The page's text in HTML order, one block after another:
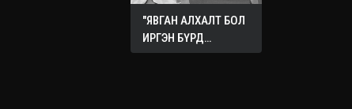
"ЯВГАН АЛХАЛТ БОЛ
ИРГЭН БҮРД
ХҮРТЭЭМЖТЭЙ